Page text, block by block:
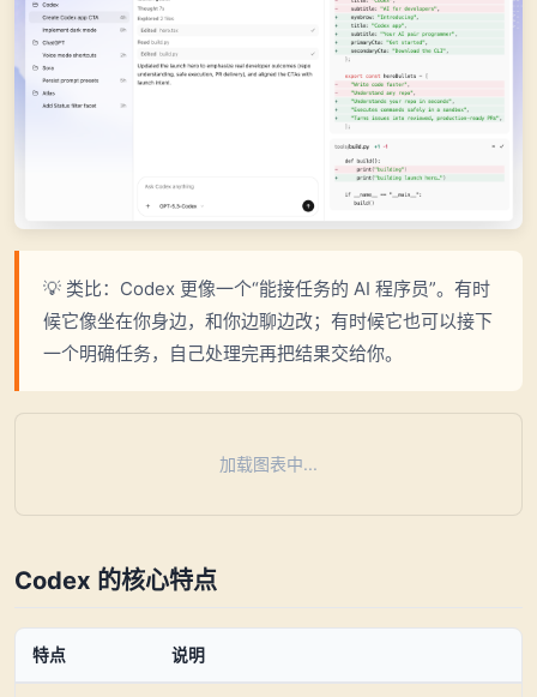
💡 类比：Codex 更像一个“能接任务的 AI 程序员”。有时
候它像坐在你身边，和你边聊边改；有时候它也可以接下
一个明确任务，自己处理完再把结果交给你。
加载图表中...
Codex 的核心特点
特点 说明